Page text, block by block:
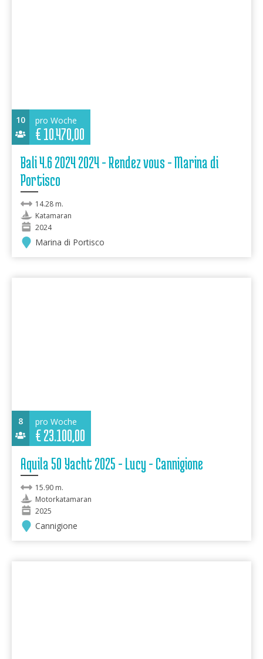
10 pro Woche
€10.470,00
Bali 4.6 2024 2024 - Rendez vous - Marina di
Portisco
14.28 m.
Katamaran
2024
Marina di Portisco
8 pro Woche
€23.100,00
Aquila 50 Yacht 2025 - Lucy - Cannigione
15.90 m.
Motorkatamaran
2025
Cannigione